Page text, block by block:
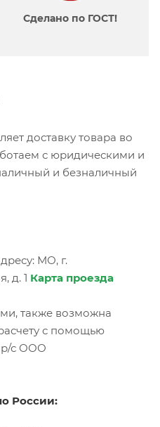
Сделано по ГОСТ!
доставку товара во
с юридическими и
и безналичный
МО, г.
д. 1 Карта проезда
также возможна
с помощью
р/с ООО
России: